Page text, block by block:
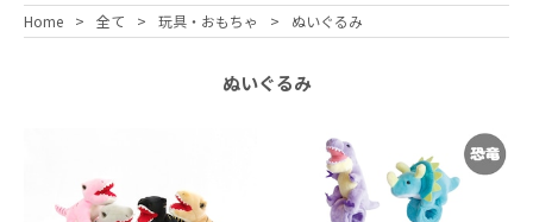
Home 全て 玩具・おもちゃ ぬいぐるみ
ぬいぐるみ